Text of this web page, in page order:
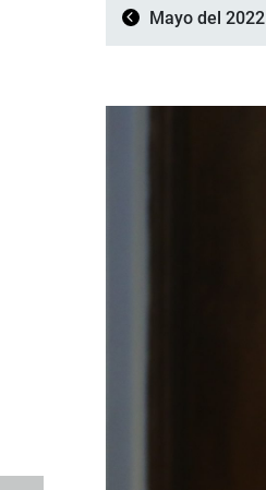
Mayo del 2022